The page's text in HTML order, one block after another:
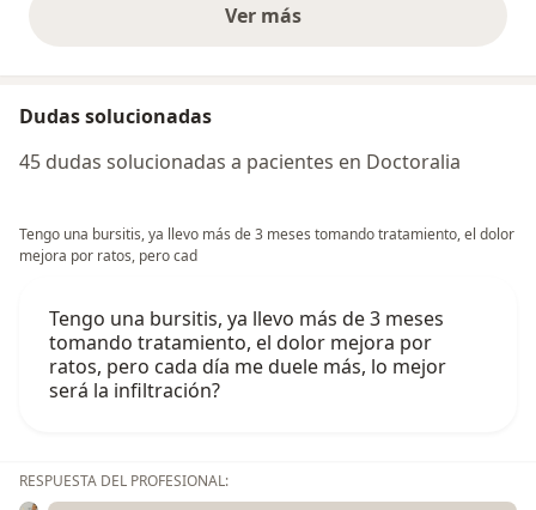
Ver másopiniones anteriores
Dudas solucionadas
45 dudas solucionadas a pacientes en Doctoralia
Tengo una bursitis, ya llevo más de 3 meses tomando tratamiento, el dolor
mejora por ratos, pero cad
Tengo una bursitis, ya llevo más de 3 meses
tomando tratamiento, el dolor mejora por
ratos, pero cada día me duele más, lo mejor
será la infiltración?
RESPUESTA DEL PROFESIONAL: